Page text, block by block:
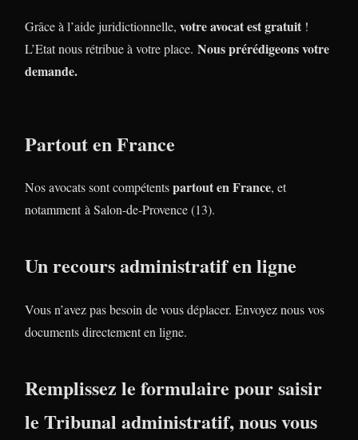
Grâce à l’aide juridictionnelle, votre avocat est gratuit !
L’Etat nous rétribue à votre place. Nous prérédigeons votre
demande.
Partout en France
Nos avocats sont compétentspartout en France, et
notamment à Salon-de-Provence (13).
Un recours administratif en ligne
Vous n’avez pas besoin de vous déplacer. Envoyez nous vos
documents directement en ligne.
Remplissez le formulaire pour saisir
le Tribunal administratif, nous vous